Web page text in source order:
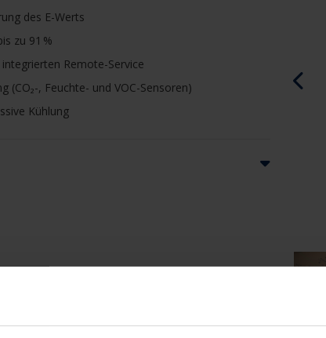
des E-Werts
zu 91 %
Remote-Service
(CO₂-, Feuchte- und VOC-Sensoren)
Kühlung
